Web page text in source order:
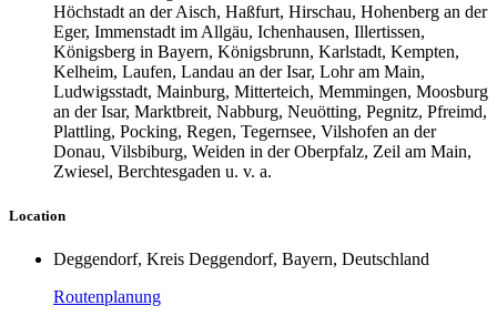
Höchstadt an der Aisch, Haßfurt, Hirschau, Hohenberg an der
Eger, Immenstadt im Allgäu, Ichenhausen, Illertissen,
Königsberg in Bayern, Königsbrunn, Karlstadt, Kempten,
Kelheim, Laufen, Landau an der Isar, Lohr am Main,
Ludwigsstadt, Mainburg, Mitterteich, Memmingen, Moosburg
an der Isar, Marktbreit, Nabburg, Neuötting, Pegnitz, Pfreimd,
Plattling, Pocking, Regen, Tegernsee, Vilshofen an der
Donau, Vilsbiburg, Weiden in der Oberpfalz, Zeil am Main,
Zwiesel, Berchtesgaden u. v. a.
Location
Deggendorf, Kreis Deggendorf, Bayern, Deutschland
Routenplanung